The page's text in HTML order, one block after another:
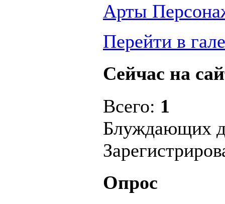
Арты
Перейти в
Сейчас на
Всего: 1
Блуждающих
Опрос